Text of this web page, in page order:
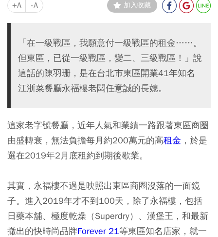
+A -A 加入收藏
「在一級戰區，我願意付一級戰區的租金……。
但東區，已從一級戰區，變二、三級戰區！」說
這話的陳羽珊，是在台北市東區開業41年知名
江浙菜餐廳永福樓老闆任意誠的長媳。
這家老字號餐廳，近年人氣和業績一路跟著東區商圈
由盛轉衰，無法負擔每月約200萬元的高租金 ，於是
選在2019年2月底租約到期後歇業。
其實，永福樓不過是映照出東區商圈沒落的一面鏡
子。進入2019年才不到100天，除了永福樓，包括
日藥本舖、極度乾燥（Superdry）、漢堡王，和最新
撤出的快時尚品牌Forever 21等東區知名店家，就一